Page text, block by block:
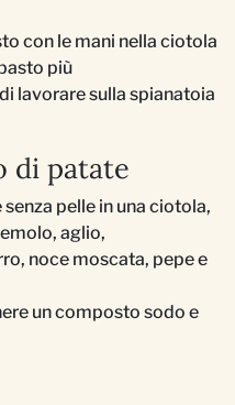
con le mani nella ciotola
più
lavorare sulla spianatoia
di patate
pelle in una ciotola,
aglio,
noce moscata, pepe e
un composto sodo e